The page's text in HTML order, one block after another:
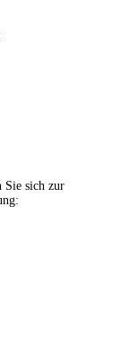
Sie sich zur